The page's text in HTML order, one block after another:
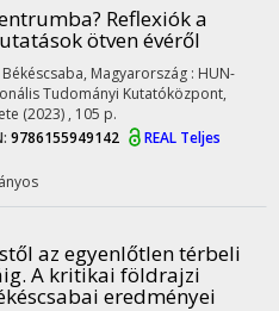
Reflexiók a
ötven évéről
Békéscsaba, Magyarország : HUN-
Tudományi Kutatóközpont,
(2023) , 105 p.
9786155949142 REAL Teljes
az egyenlőtlen térbeli
A kritikai földrajzi
eredményei